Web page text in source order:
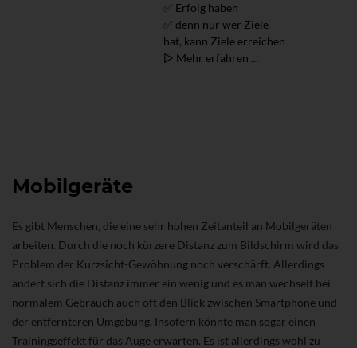
✅ Erfolg haben
✅ denn nur wer Ziele
hat, kann Ziele erreichen
▷ Mehr erfahren ...
Mobilgeräte
Es gibt Menschen, die eine sehr hohen Zeitanteil an Mobilgeräten
arbeiten. Durch die noch kürzere Distanz zum Bildschirm wird das
Problem der Kurzsicht-Gewöhnung noch verschärft. Allerdings
ändert sich die Distanz immer ein wenig und es man wechselt bei
normalem Gebrauch auch oft den Blick zwischen Smartphone und
der entfernteren Umgebung. Insofern könnte man sogar einen
Trainingseffekt für das Auge erwarten. Es ist allerdings wohl zu